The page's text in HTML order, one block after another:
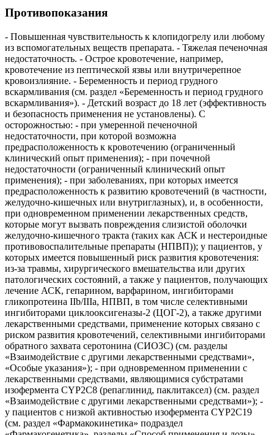
Противопоказания
- Повышенная чувствительность к клопидогрелу или любому
из вспомогательных веществ препарата. - Тяжелая печеночная
недостаточность. - Острое кровотечение, например,
кровотечение из пептической язвы или внутричерепное
кровоизлияние. - Беременность и период грудного
вскармливания (см. раздел «Беременность и период грудного
вскармливания»). - Детский возраст до 18 лет (эффективность
и безопасность применения не установлены). С
осторожностью: - при умеренной печеночной
недостаточности, при которой возможна
предрасположенность к кровотечению (ограниченный
клинический опыт применения); - при почечной
недостаточности (ограниченный клинический опыт
применения); - при заболеваниях, при которых имеется
предрасположенность к развитию кровотечений (в частности,
желудочно-кишечных или внутриглазных), и, в особенности,
при одновременном применении лекарственных средств,
которые могут вызвать повреждения слизистой оболочки
желудочно-кишечного тракта (таких как АСК и нестероидные
противовоспалительные препараты (НПВП)); у пациентов, у
которых имеется повышенный риск развития кровотечения:
из-за травмы, хирургического вмешательства или других
патологических состояний, а также у пациентов, получающих
лечение АСК, гепарином, варфарином, ингибиторами
гликопротеина IIb/IIIa, НПВП, в том числе селективными
ингибиторами циклооксигеназы-2 (ЦОГ-2), а также другими
лекарственными средствами, применение которых связано с
риском развития кровотечений, селективными ингибиторами
обратного захвата серотонина (СИОЗС) (см. разделы
«Взаимодействие с другими лекарственными средствами»,
«Особые указания»); - при одновременном применении с
лекарственными средствами, являющимися субстратами
изофермента СYР2С8 (репаглинид, паклитаксел) (см. раздел
«Взаимодействие с другими лекарственными средствами»); -
у пациентов с низкой активностью изофермента СYР2С19
(см. раздел «Фармакокинетика» подраздел